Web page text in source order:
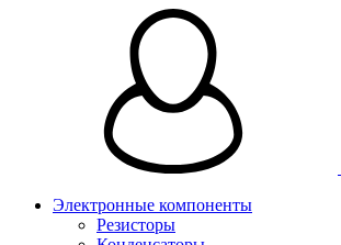
Электронные компоненты
Резисторы